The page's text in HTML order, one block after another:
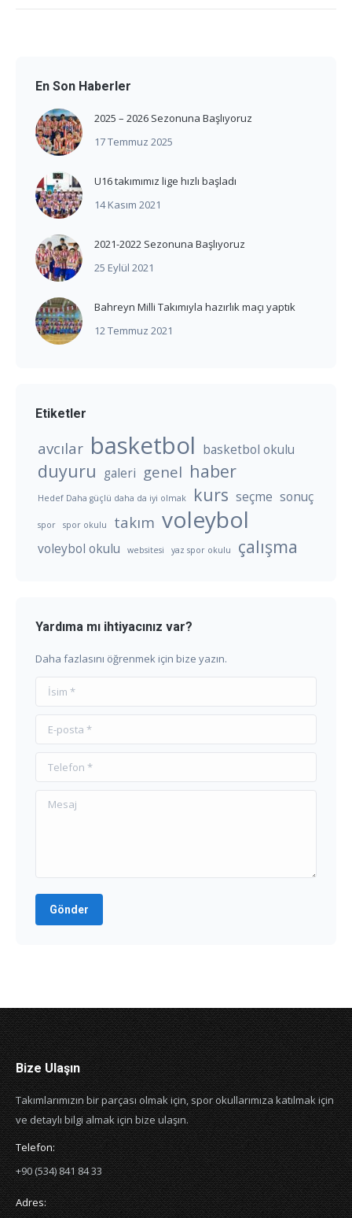
En Son Haberler
2025 – 2026 Sezonuna Başlıyoruz
17 Temmuz 2025
U16 takımımız lige hızlı başladı
14 Kasım 2021
2021-2022 Sezonuna Başlıyoruz
25 Eylül 2021
Bahreyn Milli Takımıyla hazırlık maçı yaptık
12 Temmuz 2021
Etiketler
avcılar basketbol basketbol okulu
duyuru galeri genel haber
Hedef Daha güçlü daha da iyi olmak kurs seçme sonuç
spor spor okulu takım voleybol
voleybol okulu websitesi yaz spor okulu çalışma
Yardıma mı ihtiyacınız var?
Daha fazlasını öğrenmek için bize yazın.
İsim *
E-posta *
Telefon *
Mesaj
Gönder
Bize Ulaşın
Takımlarımızın bir parçası olmak için, spor okullarımıza katılmak için
ve detaylı bilgi almak için bize ulaşın.
Telefon:
+90 (534) 841 84 33
Adres: